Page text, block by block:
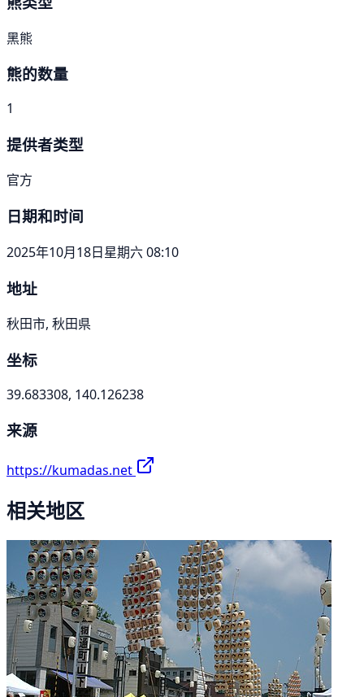
黑熊
熊的数量
1
提供者类型
官方
日期和时间
2025年10月18日星期六 08:10
地址
秋田市, 秋田県
坐标
39.683308, 140.126238
来源
https://kumadas.net
相关地区